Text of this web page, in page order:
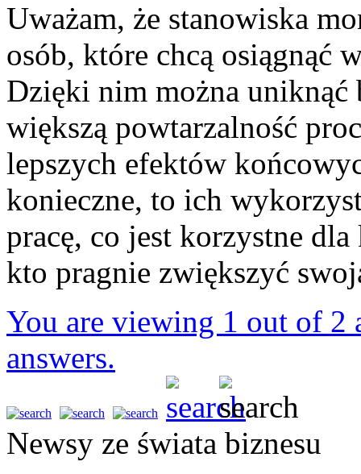
Uważam, że stanowiska
osób, które chcą osiągnąć
Dzięki nim można uniknąć
większą powtarzalność
lepszych efektów
konieczne, to ich
pracę, co jest korzystne
kto pragnie zwiększyć
You are viewing 1 out of 2
answers.
Newsy ze świata biznesu